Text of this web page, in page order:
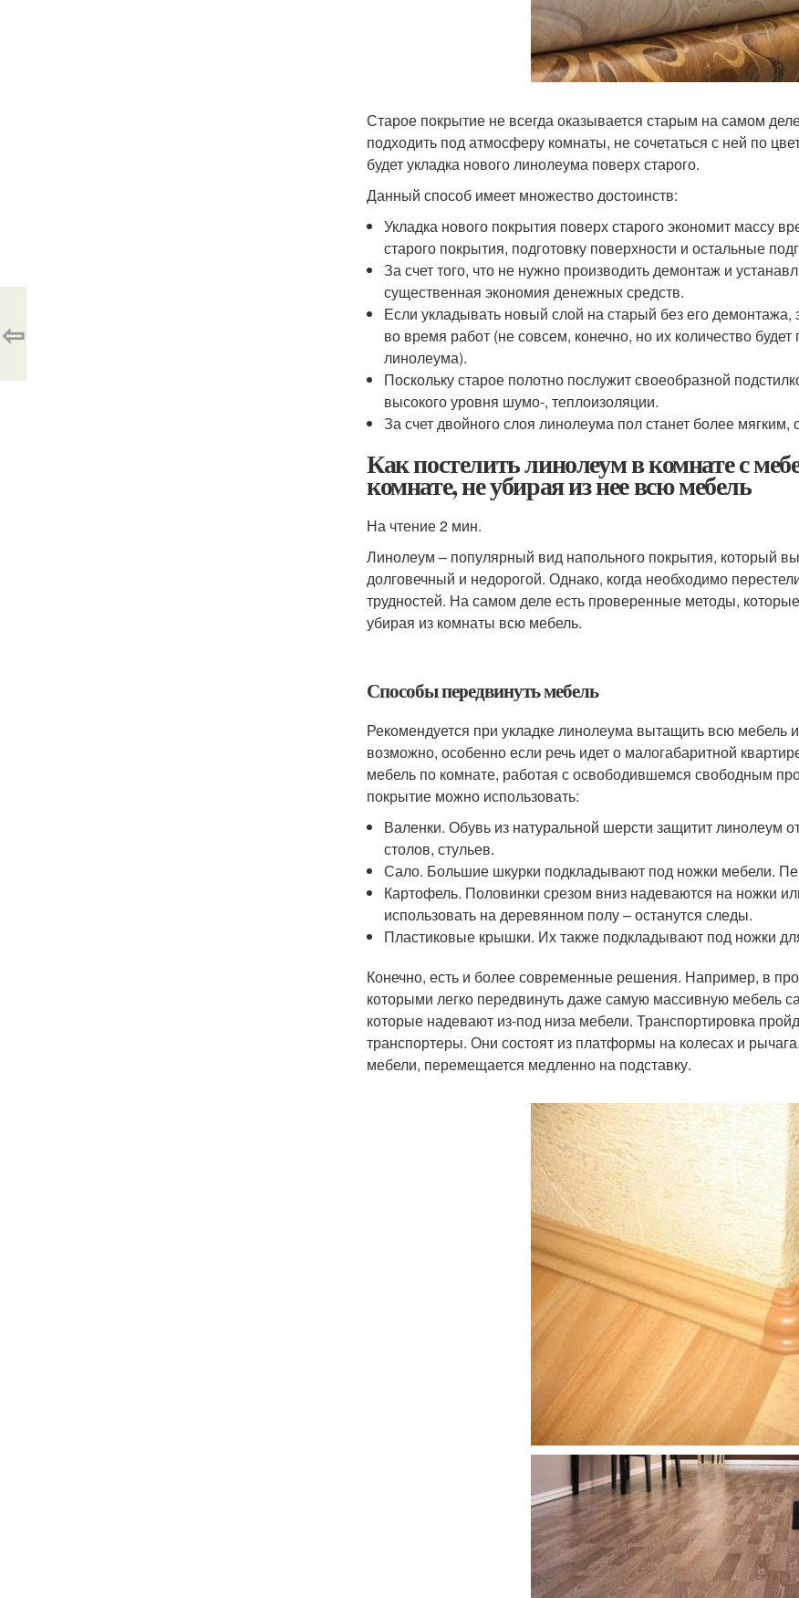
Старое покрытие не всегда оказывается старым на самом
подходить под атмосферу комнаты, не сочетаться с ней по
будет укладка нового линолеума поверх старого.
Данный способ имеет множество достоинств:
Укладка нового покрытия поверх старого экономит массу
старого покрытия, подготовку поверхности и остальные
За счет того, что не нужно производить демонтаж и
существенная экономия денежных средств.
Если укладывать новый слой на старый без его
во время работ (не совсем, конечно, но их количество
линолеума).
Поскольку старое полотно послужит своеобразной
высокого уровня шумо-, теплоизоляции.
За счет двойного слоя линолеума пол станет более
Как постелить линолеум в комнате с
комнате, не убирая из нее всю мебель
На чтение 2 мин.
Линолеум – популярный вид напольного покрытия, который
долговечный и недорогой. Однако, когда необходимо
трудностей. На самом деле есть проверенные методы,
убирая из комнаты всю мебель.
Способы передвинуть мебель
Рекомендуется при укладке линолеума вытащить всю мебель
возможно, особенно если речь идет о малогабаритной
мебель по комнате, работая с освободившемся свободным
покрытие можно использовать:
Валенки. Обувь из натуральной шерсти защитит линолеум
столов, стульев.
Сало. Большие шкурки подкладывают под ножки мебели.
Картофель. Половинки срезом вниз надеваются на ножки
использовать на деревянном полу – останутся следы.
Пластиковые крышки. Их также подкладывают под ножки
Конечно, есть и более современные решения. Например, в
которыми легко передвинуть даже самую массивную мебель
которые надевают из-под низа мебели. Транспортировка
транспортеры. Они состоят из платформы на колесах и
мебели, перемещается медленно на подставку.
⇦